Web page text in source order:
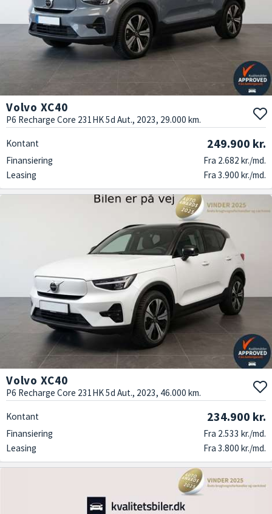
Volvo XC40
P6 Recharge Core 231HK 5d Aut., 2023, 29.000 km.
Kontant 249.900 kr.
Finansiering
Fra 2.682 kr./md.
Leasing
Fra 3.900 kr./md.
Volvo XC40
P6 Recharge Core 231HK 5d Aut., 2023, 46.000 km.
Kontant 234.900 kr.
Finansiering
Fra 2.533 kr./md.
Leasing
Fra 3.800 kr./md.